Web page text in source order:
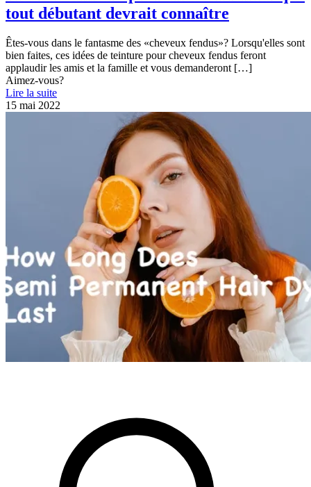
tout débutant devrait connaître
Êtes-vous dans le fantasme des «cheveux fendus»? Lorsqu'elles sont
bien faites, ces idées de teinture pour cheveux fendus feront
applaudir les amis et la famille et vous demanderont […]
Aimez-vous?
Lire la suite
15 mai 2022